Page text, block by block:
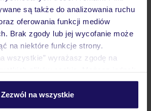
są także do analizowania ruchu
oferowania funkcji mediów
Brak zgody lub jej wycofanie może
na niektóre funkcje strony.
wszystkie” wyrażasz zgodę na
wybór wchodząc w zakładkę
o plikach cookie znajdziesz
Zezwól na wszystkie